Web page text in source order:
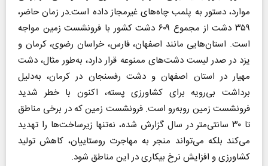
موارد، دستور به پلمب چاه‌های غیرمجاز داده است.در زمان حاضر،
۳۵۹ دشت از مجموع ۶۰۹ دشت کشور با فرونشست زمین مواجه‌
است. استان‌هایی مانند اصفهان، فارس، خراسان رضوی، کرمان و
یزد در صدر لیست دشت‌های ممنوعه قرار دارد، به‌طور مثال، دشت
مهیار در استان اصفهان و دشت رفسنجان در کرمان، به‌دلیل
برداشت بی‌رویه برای کشاورزی پسته، اکنون با خطر شدید
فرونشست زمین روبه‌رو است. فرونشست زمین که در برخی مناطق
تا ۳۰ سانتی‌متر در سال گزارش شده، نه‌تنها زیرساخت‌ها را تهدید
می‌کند بلکه می‌تواند منجر به مهاجرت روستاییان، کاهش تولید
کشاورزی و افزایش نرخ بیکاری در این مناطق شود.